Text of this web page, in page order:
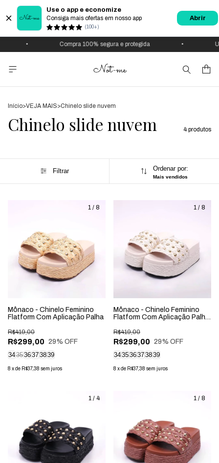
Use o app e economize
Consiga mais ofertas em nosso app
(100+)
Abrir
Compra 100% segura e protegida
Início>VEJA MAIS>Chinelo slide nuvem
Chinelo slide nuvem 4 produtos
Filtrar Ordenar por:
Mais vendidos
1 / 8
Mônaco - Chinelo Feminino
Flatform Com Aplicação Palha
R$299,00
R$419,00
29% OFF
343536373839
8 xde R$37,38 sem juros
1 / 8
Mônaco - Chinelo Feminino
Flatform Com Aplicação Palha
R$299,00
R$419,00
29% OFF
343536373839
8 xde R$37,38 sem juros
1 / 4 1 / 8